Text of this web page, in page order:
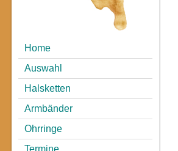
Home
Auswahl
Halsketten
Armbänder
Ohrringe
Termine